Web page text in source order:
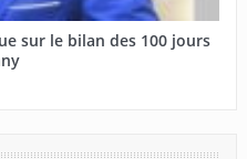
sur le bilan des 100 jours